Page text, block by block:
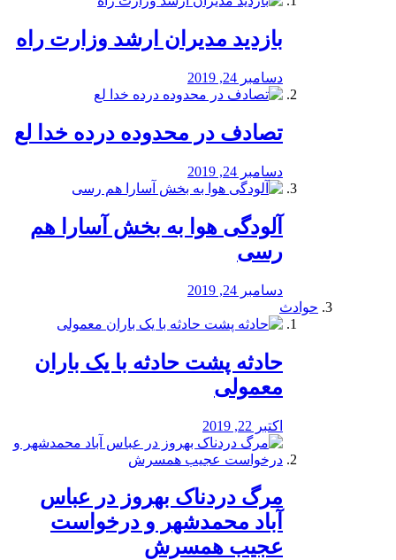
بازدید مدیران ارشد وزارت راه
دسامبر 24, 2019
تصادف در محدوده درده خدا لع
دسامبر 24, 2019
آلودگی هوا به بخش آسارا هم
رسی
دسامبر 24, 2019
حوادث
️حادثه پشت حادثه با یک باران
معمولی
اکتبر 22, 2019
مرگ دردناک بهروز در عباس
آباد محمدشهر و درخواست
عجیب همسرش